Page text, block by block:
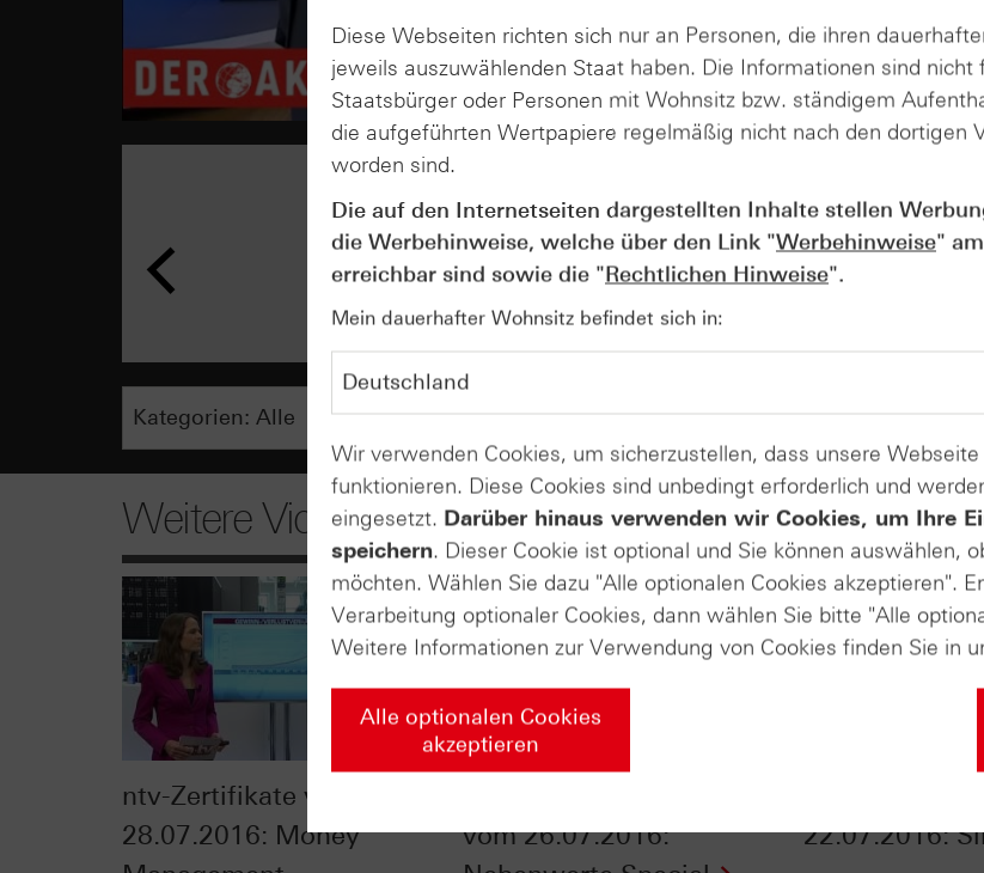
AUGUST
07
Wie lange bleibt der DAX®
Rekordlaune? - ntv
07.08.26
Weitere Videos
ntv-Zertifikate vom
28.07.2016: Money
vom 26.07.2016:
22.07.2016:
Diese Webseiten richten sich nur an Personen, die ihren
jeweils auszuwählenden Staat haben. Die Informationen sind nicht
Staatsbürger oder Personen mit Wohnsitz bzw. ständigem
die aufgeführten Wertpapiere regelmäßig nicht nach den dortigen
worden sind.
Die auf den Internetseiten dargestellten Inhalte stellen
die Werbehinweise, welche über den Link "Werbehinweise"
erreichbar sind sowie die "Rechtlichen Hinweise".
Mein dauerhafter Wohnsitz befindet sich in:
Wir verwenden Cookies, um sicherzustellen, dass unsere
funktionieren. Diese Cookies sind unbedingt erforderlich und
eingesetzt. Darüber hinaus verwenden wir Cookies, um Ihre
speichern. Dieser Cookie ist optional und Sie können auswählen,
möchten. Wählen Sie dazu "Alle optionalen Cookies akzeptieren".
Verarbeitung optionaler Cookies, dann wählen Sie bitte "Alle
Weitere Informationen zur Verwendung von Cookies finden Sie in
Alle optionalen Cookies
akzeptieren